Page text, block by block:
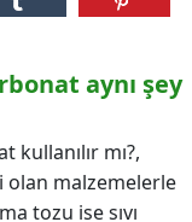
aynı şey
mı?,
malzemelerle
tozu ise sıvı